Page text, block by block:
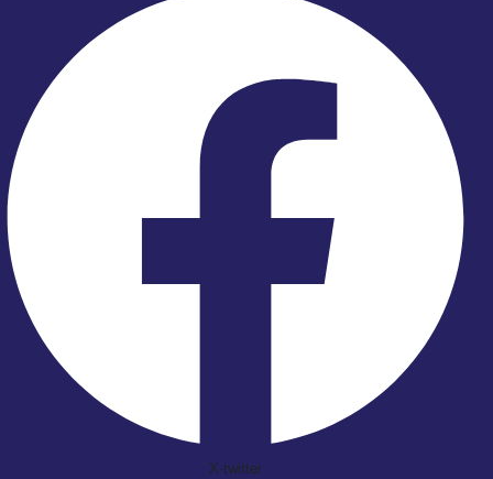
X-twitter